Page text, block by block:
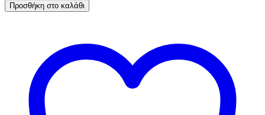
Προσθήκη στο καλάθι